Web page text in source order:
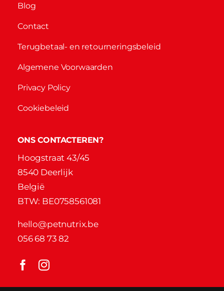
Blog
Contact
Terugbetaal- en retourneringsbeleid
Algemene Voorwaarden
Privacy Policy
Cookiebeleid
ONS CONTACTEREN?
Hoogstraat 43/45
8540 Deerlijk
België
BTW: BE0758561081
hello@petnutrix.be
056 68 73 82